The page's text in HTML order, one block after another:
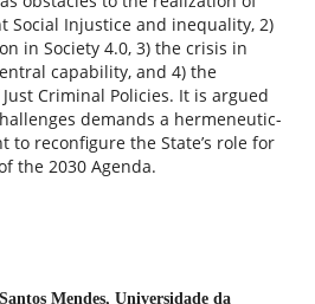
Social Injustice and inequality, 2)
in Society 4.0, 3) the crisis in
capability, and 4) the
Criminal Policies. It is argued
demands a hermeneutic-
reconfigure the State’s role for
the 2030 Agenda.
Mendes, Universidade da